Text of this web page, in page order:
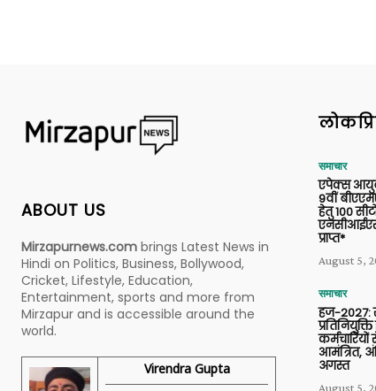
ABOUT US
Mirzapurnews.com brings Latest News in
Hindi on Politics, Business, Bollywood,
Cricket, Lifestyle, Education,
Entertainment, sports and more from
Mirzapur and is accessible around the
world.
Virendra Gupta
समाचार
एपेक्स
9वीं
हेतु 100
प्राप्त*
August 5,
समाचार
हज-2027:
आमंत्रित,
अगस्त
August 5,